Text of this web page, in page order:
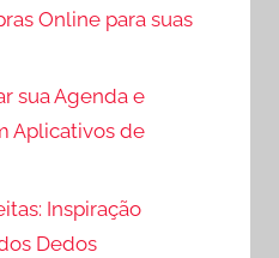
Online para suas
sua Agenda e
Aplicativos de
Inspiração
Dedos